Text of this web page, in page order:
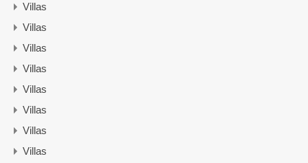
Villas
Villas
Villas
Villas
Villas
Villas
Villas
Villas